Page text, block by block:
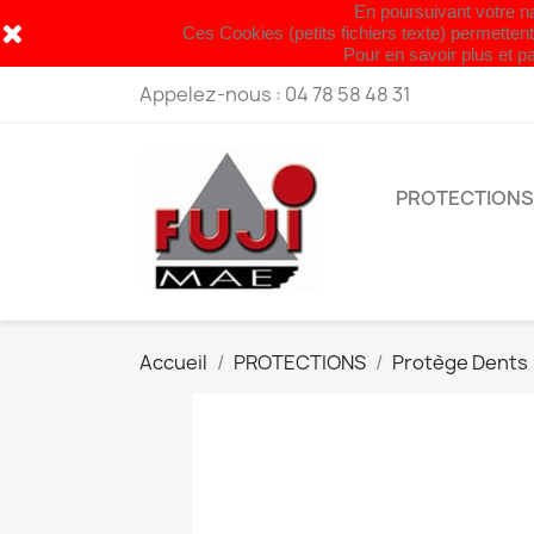
En poursuivant votre
Ces Cookies (petits fichiers texte)
Pour en savoir plus et
Appelez-nous : 04 78 58 48 31
PROTECTIONS
Accueil PROTECTIONS Protège Dents